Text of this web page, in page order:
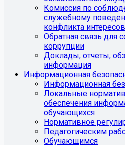
Комиссия по
служебному
конфликта интересов
Обратная связь для
коррупции
Доклады, отчеты,
информация
Информационная
Информационная
Локальные
обеспечения
обучающихся
Нормативное
Педагогическим
Обучающимся